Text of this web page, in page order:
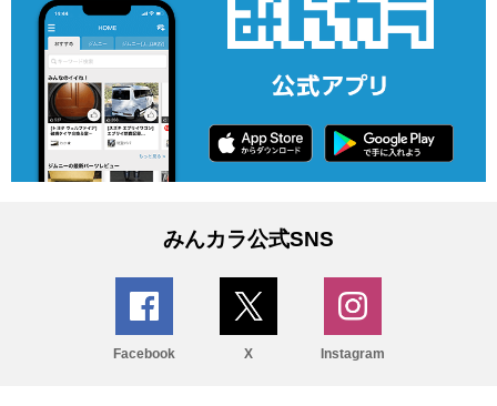
みんカラ公式SNS
Facebook X Instagram